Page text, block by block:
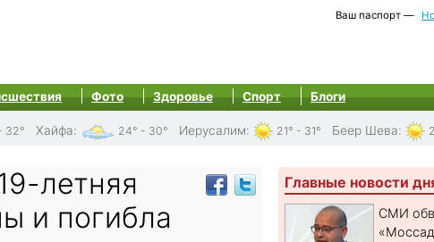
Ваш паспорт —
Фото Здоровье Спорт Блоги
32° Хайфа: 24° - 30° Иерусалим: 21° - 31° Беер Шева:
летняя
и погибла
Главные новости
СМИ